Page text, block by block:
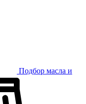
Подбор масла и